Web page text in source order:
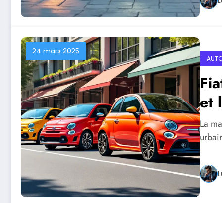
24 mars 2025
et
La